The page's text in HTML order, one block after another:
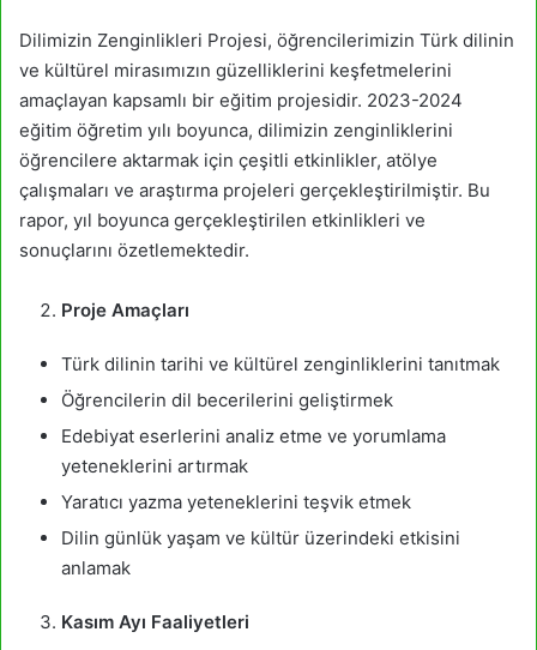
Dilimizin Zenginlikleri Projesi, öğrencilerimizin Türk dilinin
ve kültürel mirasımızın güzelliklerini keşfetmelerini
amaçlayan kapsamlı bir eğitim projesidir. 2023-2024
eğitim öğretim yılı boyunca, dilimizin zenginliklerini
öğrencilere aktarmak için çeşitli etkinlikler, atölye
çalışmaları ve araştırma projeleri gerçekleştirilmiştir. Bu
rapor, yıl boyunca gerçekleştirilen etkinlikleri ve
sonuçlarını özetlemektedir.
Proje Amaçları
Türk dilinin tarihi ve kültürel zenginliklerini tanıtmak
Öğrencilerin dil becerilerini geliştirmek
Edebiyat eserlerini analiz etme ve yorumlama
yeteneklerini artırmak
Yaratıcı yazma yeteneklerini teşvik etmek
Dilin günlük yaşam ve kültür üzerindeki etkisini
anlamak
Kasım Ayı Faaliyetleri